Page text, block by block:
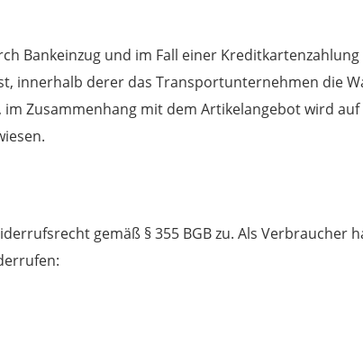
Bankeinzug und im Fall einer
innerhalb derer das Transportunternehmen die
Zusammenhang mit dem Artikelangebot wird auf
gemäß § 355 BGB zu. Als Verbraucher